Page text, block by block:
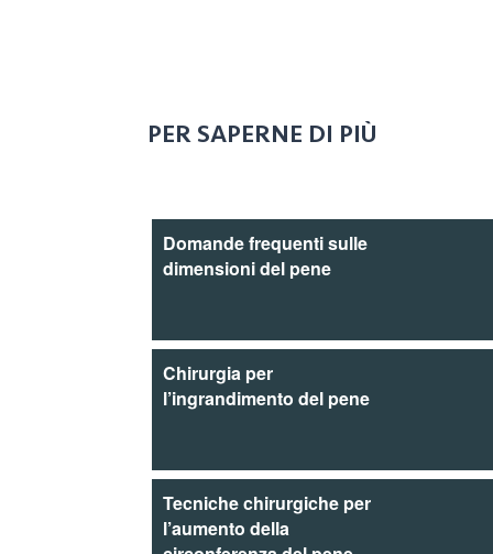
PER SAPERNE DI PIÙ
Domande frequenti sulle
dimensioni del pene
Chirurgia per
l’ingrandimento del pene
Tecniche chirurgiche per
l’aumento della